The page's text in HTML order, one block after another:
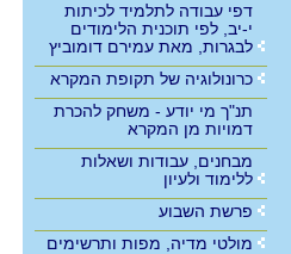
דפי עבודה לתלמיד לכיתות
י-יב, לפי תוכנית הלימודים
לבגרות, מאת עמירם דומוביץ
כרונולוגיה של תקופת המקרא
תנ"ך מי יודע - משחק להכרת
דמויות מן המקרא
מבחנים, עבודות ושאלות
ללימוד ולעיון
פרשת השבוע
מולטי מדיה, מפות ותרשימים